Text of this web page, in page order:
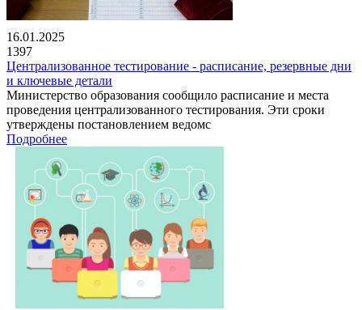
16.01.2025
1397
Централизованное тестирование - расписание, резервные дни
и ключевые детали
Министерство образования сообщило расписание и места
проведения централизованного тестирования. Эти сроки
утверждены постановлением ведомс
Подробнее